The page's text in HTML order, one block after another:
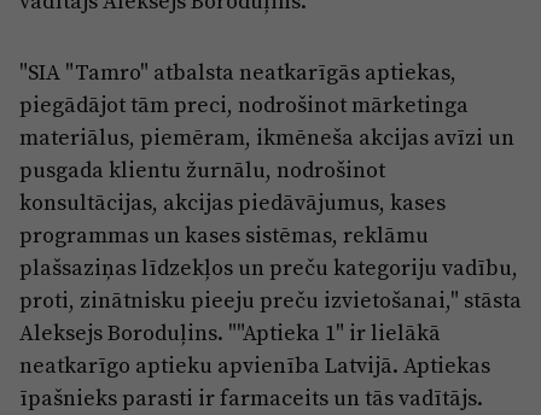
Sludinājumi
"SIA "Tamro" atbalsta neatkarīgās aptiekas,
piegādājot tām preci, nodrošinot mārketinga
materiālus, piemēram, ikmēneša akcijas avīzi un
pusgada klientu žurnālu, nodrošinot
konsultācijas, akcijas piedāvājumus, kases
programmas un kases sistēmas, reklāmu
plašsaziņas līdzekļos un preču kategoriju vadību,
proti, zinātnisku pieeju preču izvietošanai," stāsta
Aleksejs Boroduļins. ""Aptieka 1" ir lielākā
neatkarīgo aptieku apvienība Latvijā. Aptiekas
īpašnieks parasti ir farmaceits un tās vadītājs.